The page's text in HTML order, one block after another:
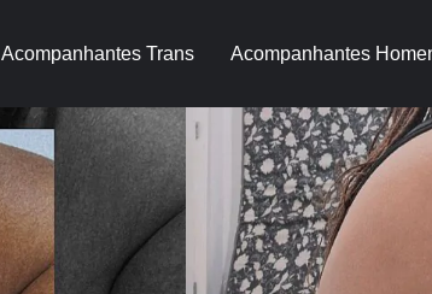
Acompanhantes Trans Acompanhantes